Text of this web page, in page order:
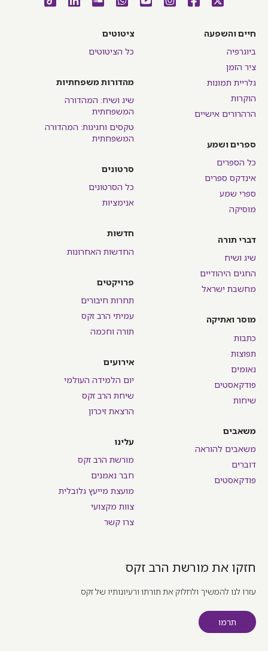
חיים והשפעה
ביוגרפיה
ציר הזמן
גלריית תמונות
הוקרות
הרהרורים אישיים
ספרים ושמע
כל הספרים
אינדקס ספרים
ספרי שמע
מוסיקה
דברי תורה
שיג ושיח
החגים היהודיים
מחשבת ישראל
מוסר ואתיקה
כתבות
תפוצות
נאומים
פודקאסטים
שיחות
משאבים
משאבים להוראה
דוברים
פודקאסטים
ציטוטים
כל הציטוטים
מהדורות משפחתיות
שיג ושיח: המהדורה
המשפחתית
טקסים וחגיגות: המהדורה
המשפחתית
סרטונים
כל הסרטונים
אנימציות
חדשות
החדשות האחרונות
פרויקטים
תחרות חיבורים
עמיתי הרב זקס
תורה וחכמה
אירועים
יום הלמידה העולמי
שיחת הרב זקס
הרצאת זיכרון
עלינו
מורשת הרב זקס
חבר נאמנים
מועצת מייעץ גלובלית
צוות מקצועי
צרו קשר
חזקו את מורשת הרב זקס
עזרו לנו להמשיך ולחלוק את תורתו ורעיונותיו של זקס
תרמו